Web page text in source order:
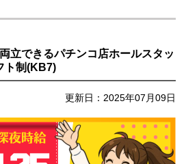
立できるパチンコ店ホールスタッ
ト制(KB7)
更新日：2025年07月09日